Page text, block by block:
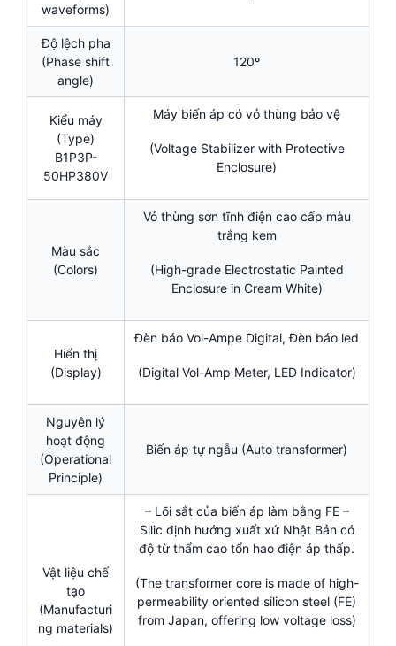
waveforms)
Độ lệch pha
(Phase shift
angle)
120º
Kiểu máy
(Type)
B1P3P-
50HP380V
Máy biến áp có vỏ thùng bảo vệ
(Voltage Stabilizer with Protective
Enclosure)
Màu sắc
(Colors)
Vỏ thùng sơn tĩnh điện cao cấp màu
trắng kem
(High-grade Electrostatic Painted
Enclosure in Cream White)
Hiển thị
(Display)
Đèn báo Vol-Ampe Digital, Đèn báo led
(Digital Vol-Amp Meter, LED Indicator)
Nguyên lý
hoạt động
(Operational
Principle)
Biến áp tự ngẫu (Auto transformer)
Vật liệu chế
tạo
(Manufacturi
ng materials)
– Lõi sắt của biến áp làm bằng FE –
Silic định hướng xuất xứ Nhật Bản có
độ từ thẩm cao tổn hao điện áp thấp.
(The transformer core is made of high-
permeability oriented silicon steel (FE)
from Japan, offering low voltage loss)